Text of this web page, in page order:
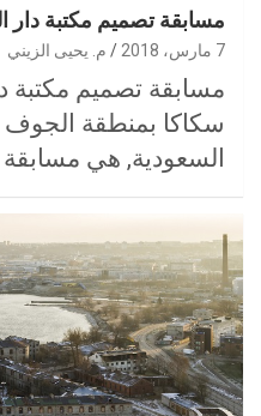
مسابقة تصميم مكتبة دار
7 مارس، 2018 م. يحيى الزيني
مسابقة تصميم مكتبة
سكاكا بمنطقة الجوف
السعودية, هي